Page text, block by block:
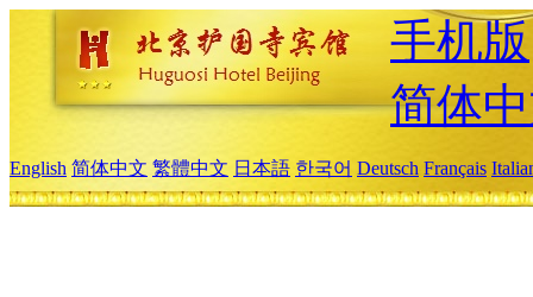
手机版
简体
English 简体中文 繁體中文 日本語 한국어 Deutsch Français